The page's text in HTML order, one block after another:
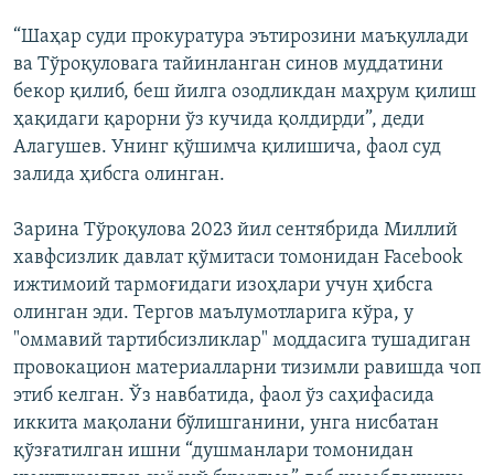
“Шаҳар суди прокуратура эътирозини маъқуллади
ва Тўроқуловага тайинланган синов муддатини
бекор қилиб, беш йилга озодликдан маҳрум қилиш
ҳақидаги қарорни ўз кучида қолдирди”, деди
Алагушев. Унинг қўшимча қилишича, фаол суд
залида ҳибсга олинган.
Зарина Тўроқулова 2023 йил сентябрида Миллий
хавфсизлик давлат қўмитаси томонидан Facebook
ижтимоий тармоғидаги изоҳлари учун ҳибсга
олинган эди. Тергов маълумотларига кўра, у
"оммавий тартибсизликлар" моддасига тушадиган
провокацион материалларни тизимли равишда чоп
этиб келган. Ўз навбатида, фаол ўз саҳифасида
иккита мақолани бўлишганини, унга нисбатан
қўзғатилган ишни “душманлари томонидан